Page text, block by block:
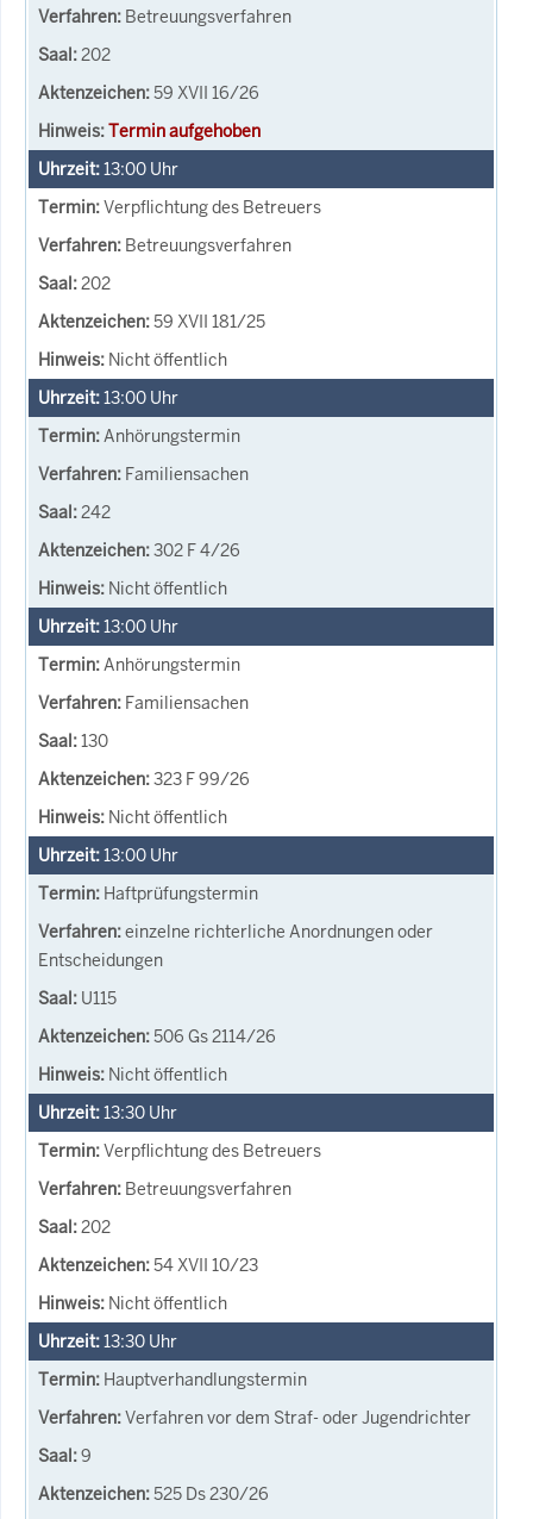
Betreuungsverfahren
202
59 XVII 16/26
Termin aufgehoben
13:00 Uhr
Verpflichtung des Betreuers
Betreuungsverfahren
202
59 XVII 181/25
Nicht öffentlich
13:00 Uhr
Anhörungstermin
Familiensachen
242
302 F 4/26
Nicht öffentlich
13:00 Uhr
Anhörungstermin
Familiensachen
130
323 F 99/26
Nicht öffentlich
13:00 Uhr
Haftprüfungstermin
einzelne richterliche Anordnungen oder
Entscheidungen
U115
506 Gs 2114/26
Nicht öffentlich
13:30 Uhr
Verpflichtung des Betreuers
Betreuungsverfahren
202
54 XVII 10/23
Nicht öffentlich
13:30 Uhr
Hauptverhandlungstermin
Verfahren vor dem Straf- oder Jugendrichter
9
525 Ds 230/26